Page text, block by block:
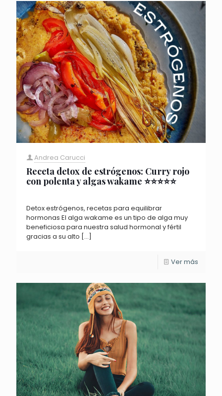
Andrea Carucci
Receta detox de estrógenos: Curry rojo
con polenta y algas wakame ⭐️⭐️⭐️⭐️⭐️
Detox estrógenos, recetas para equilibrar
hormonas El alga wakame es un tipo de alga muy
beneficiosa para nuestra salud hormonal y fértil
gracias a su alto […]
Ver más